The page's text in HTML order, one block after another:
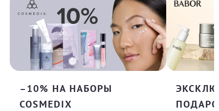
–10% НА НАБОРЫ
COSMEDIX